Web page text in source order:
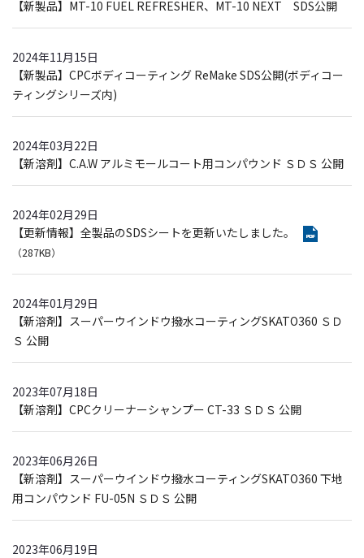
【新製品】MT-10 FUEL REFRESHER、MT-10 NEXT SDS公開
2024年11月15日
【新製品】CPCボディコーティング ReMake SDS公開(ボディコー
ティングシリーズ内)
2024年03月22日
【新溶剤】C.A.W アルミモールコート用コンパウンド ＳＤＳ 公開
2024年02月29日
【更新情報】全製品のSDSシートを更新いたしました。
（287KB）
2024年01月29日
【新溶剤】スーパーウインドウ撥水コーティングSKATO360 ＳＤ
Ｓ 公開
2023年07月18日
【新溶剤】CPCクリーナーシャンプー CT-33 ＳＤＳ 公開
2023年06月26日
【新溶剤】スーパーウインドウ撥水コーティングSKATO360 下地
用コンパウンド FU-05N ＳＤＳ 公開
2023年06月19日